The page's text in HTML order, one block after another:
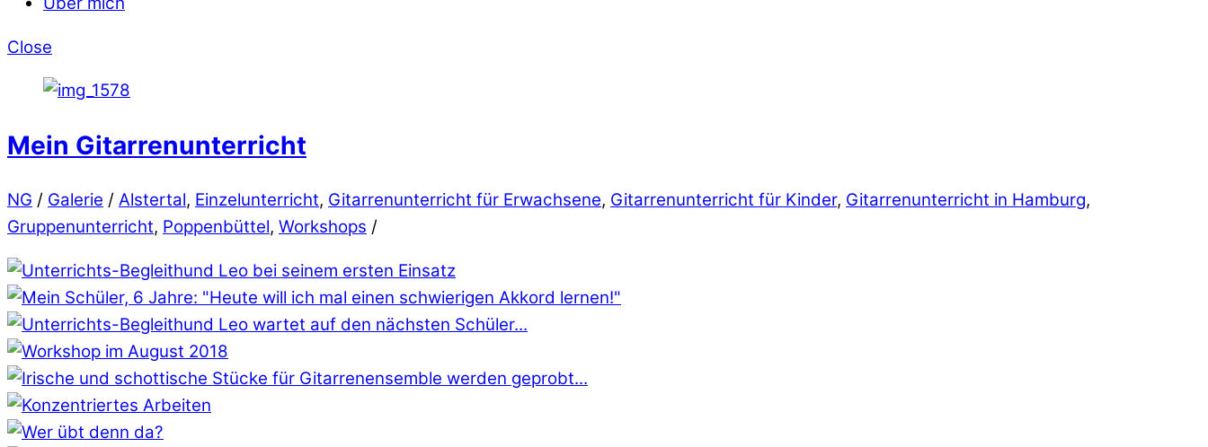
Close
Mein Gitarrenunterricht
NG / Galerie / Alstertal, Einzelunterricht, Gitarrenunterricht für Erwachsene, Gitarrenunterricht für Kinder, Gitarrenunterricht in Hamburg,
Gruppenunterricht, Poppenbüttel, Workshops /